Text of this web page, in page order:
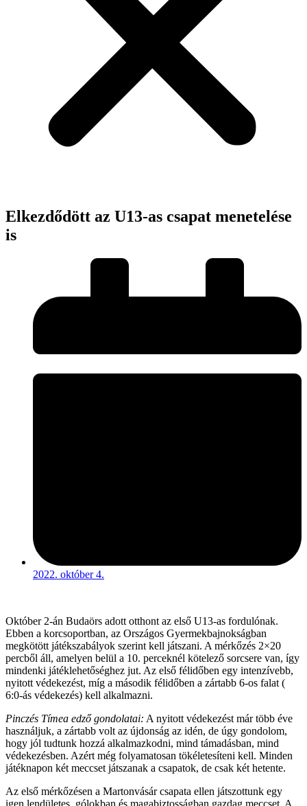
Elkezdődött az U13-as csapat menetelése
is
2022. október 4.
Október 2-án Budaörs adott otthont az első U13-as fordulónak.
Ebben a korcsoportban, az Országos Gyermekbajnokságban
megkötött játékszabályok szerint kell játszani. A mérkőzés 2×20
percből áll, amelyen belül a 10. perceknél kötelező sorcsere van, így
mindenki játéklehetőséghez jut. Az első félidőben egy intenzívebb,
nyitott védekezést, míg a második félidőben a zártabb 6-os falat (
6:0-ás védekezés) kell alkalmazni.
Pinczés Tímea edző gondolatai: A nyitott védekezést már több éve
használjuk, a zártabb volt az újdonság az idén, de úgy gondolom,
hogy jól tudtunk hozzá alkalmazkodni, mind támadásban, mind
védekezésben. Azért még folyamatosan tökéletesíteni kell. Minden
játéknapon két meccset játszanak a csapatok, de csak két hetente.
Az első mérkőzésen a Martonvásár csapata ellen játszottunk egy